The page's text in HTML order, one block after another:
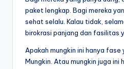
paket lengkap. Bagi mereka
sehat selalu. Kalau tidak,
birokrasi panjang dan fasilitas
Apakah mungkin ini hanya fase
Mungkin. Atau mungkin juga ini